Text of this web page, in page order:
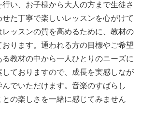
い、お子様から大人の方まで生徒さ
た丁寧で楽しいレッスンを心がけて
ッスンの質を高めるために、教材の
ります。通われる方の目標やご希望
教材の中から一人ひとりのニーズに
ておりますので、成長を実感しなが
でいただけます。音楽のすばらし
の楽しさを一緒に感じてみません